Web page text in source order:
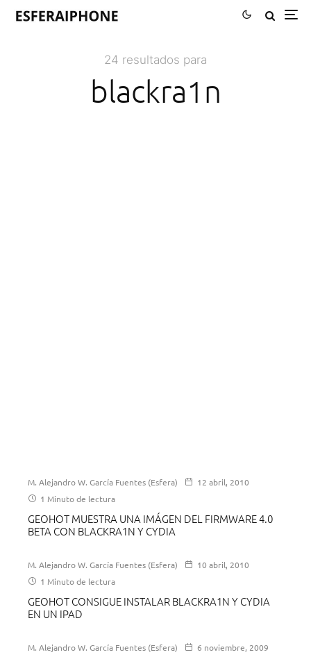
24 resultados para
blackra1n
M. Alejandro W. García Fuentes (Esfera)
12 abril, 2010
1 Minuto de lectura
GEOHOT MUESTRA UNA IMÁGEN DEL FIRMWARE 4.0
BETA CON BLACKRA1N Y CYDIA
M. Alejandro W. García Fuentes (Esfera)
10 abril, 2010
1 Minuto de lectura
GEOHOT CONSIGUE INSTALAR BLACKRA1N Y CYDIA
EN UN IPAD
M. Alejandro W. García Fuentes (Esfera)
6 noviembre, 2009